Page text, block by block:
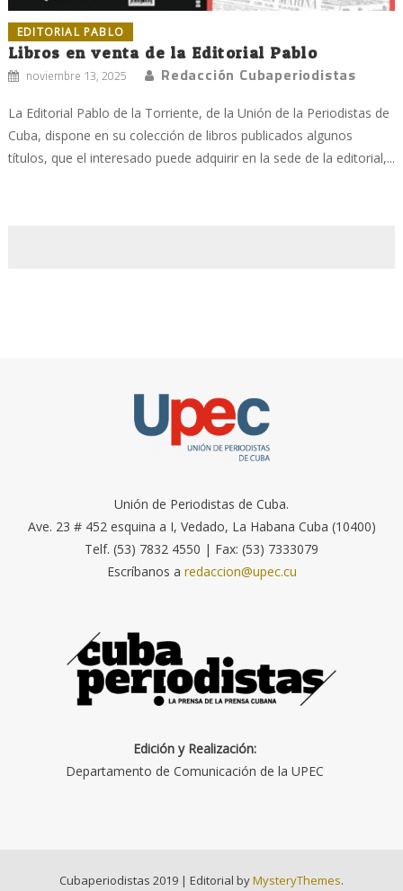
EDITORIAL PABLO
Libros en venta de la Editorial Pablo
noviembre 13, 2025 Redacción Cubaperiodistas
La Editorial Pablo de la Torriente, de la Unión de la Periodistas de
Cuba, dispone en su colección de libros publicados algunos
títulos, que el interesado puede adquirir en la sede de la editorial,...
Unión de Periodistas de Cuba.
Ave. 23 # 452 esquina a I, Vedado, La Habana Cuba (10400)
Telf. (53) 7832 4550 | Fax: (53) 7333079
Escríbanos a redaccion@upec.cu
Edición y Realización:
Departamento de Comunicación de la UPEC
Cubaperiodistas 2019 | Editorial byMysteryThemes.